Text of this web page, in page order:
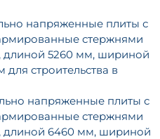
напряженные плиты с
стержнями
длиной 5260 мм, шириной
для строительства в
напряженные плиты с
стержнями
длиной 6460 мм, шириной